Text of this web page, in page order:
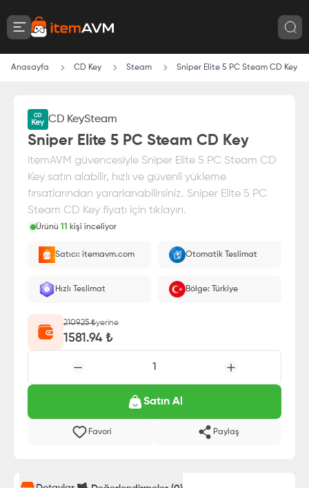
Anasayfa CD Key Steam Sniper Elite 5 PC Steam CD Key
CD KeySteam
Sniper Elite 5 PC Steam CD Key
itemAVM güvencesiyle Sniper Elite 5 PC Steam CD
Key satın alabilir, hızlı ve güvenli yükleme
fırsatlarından yararlanabilirsiniz. Sniper Elite 5 PC
Steam CD Key fiyatı için tıklayın.
Ürünü 11
kişi inceliyor
Paranız
güvencesi altındadır
Satıcı: itemavm.com Otomatik Teslimat
Hızlı Teslimat Bölge: Türkiye
2109.25₺yerine
1581.94₺
1
Satın Al
Favori Paylaş